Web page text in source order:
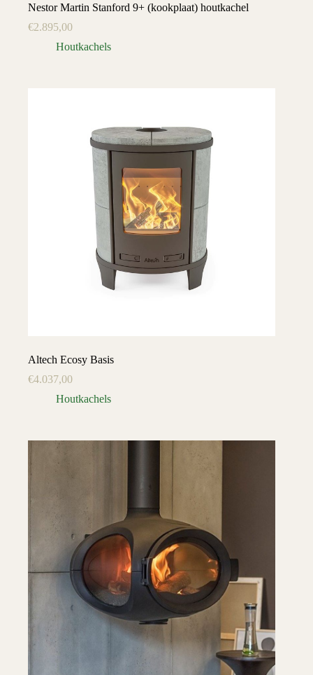
Nestor Martin Stanford 9+ (kookplaat) houtkachel
€2.895,00
Houtkachels
Altech Ecosy Basis
€4.037,00
Houtkachels